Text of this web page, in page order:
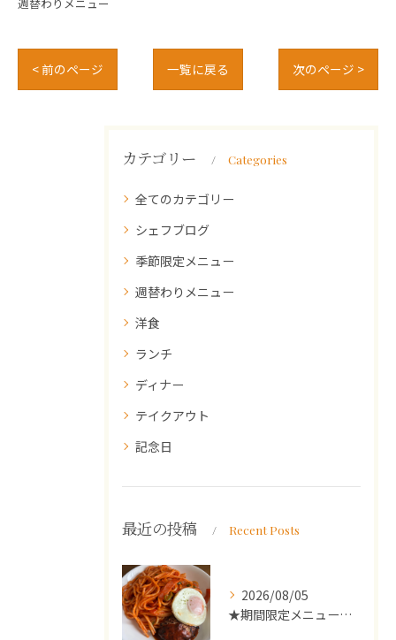
< 前のページ 一覧に戻る 次のページ >
カテゴリー Categories
全てのカテゴリー
シェフブログ
季節限定メニュー
週替わりメニュー
洋食
ランチ
ディナー
テイクアウト
記念日
最近の投稿 Recent Posts
2026/08/05
★期間限定メニューのご案内★